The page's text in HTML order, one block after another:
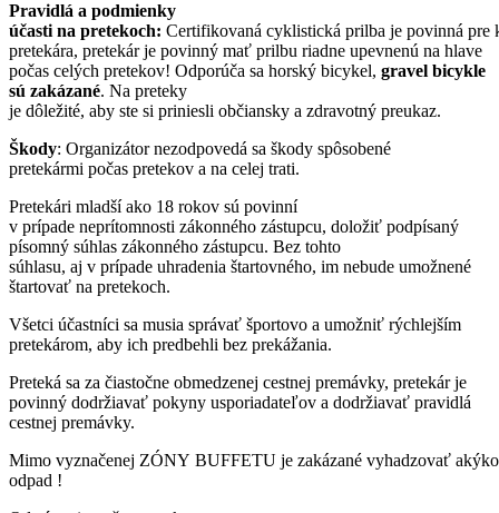
Pravidlá a podmienky
účasti na pretekoch: Certifikovaná cyklistická prilba je povinná pre
pretekára, pretekár je povinný mať prilbu riadne upevnenú na hlave
počas celých pretekov! Odporúča sa horský bicykel, gravel bicykle
sú zakázané. Na preteky
je dôležité, aby ste si priniesli občiansky a zdravotný preukaz.
Škody: Organizátor nezodpovedá sa škody spôsobené
pretekármi počas pretekov a na celej trati.
Pretekári mladší ako 18 rokov sú povinní
v prípade neprítomnosti zákonného zástupcu, doložiť podpísaný
písomný súhlas zákonného zástupcu. Bez tohto
súhlasu, aj v prípade uhradenia štartovného, im nebude umožnené
štartovať na pretekoch.
Všetci účastníci sa musia správať športovo a umožniť rýchlejším
pretekárom, aby ich predbehli bez prekážania.
Preteká sa za čiastočne obmedzenej cestnej premávky, pretekár je
povinný dodržiavať pokyny usporiadateľov a dodržiavať pravidlá
cestnej premávky.
Mimo vyznačenej ZÓNY BUFFETU je zakázané vyhadzovať
odpad !